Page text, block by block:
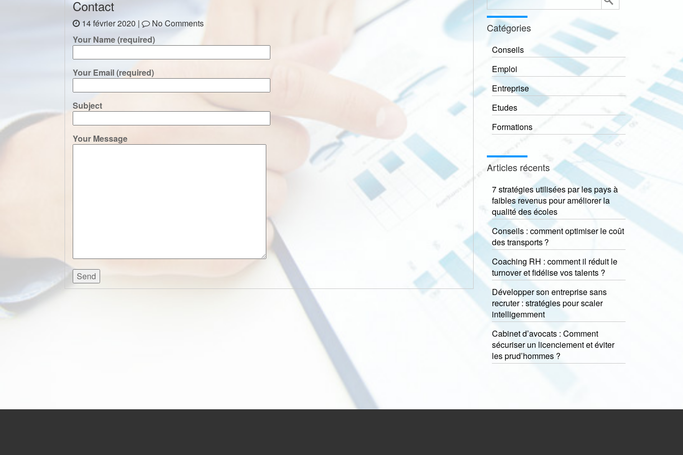
Contact
14 février 2020 |
No Comments
Your Name (required)
Your Email (required)
Subject
Your Message
Catégories
Conseils
Emploi
Entreprise
Etudes
Formations
Articles récents
7 stratégies utilisées par les pays à
faibles revenus pour améliorer la
qualité des écoles
Conseils : comment optimiser le coût
des transports ?
Coaching RH : comment il réduit le
turnover et fidélise vos talents ?
Développer son entreprise sans
recruter : stratégies pour scaler
intelligemment
Cabinet d’avocats : Comment
sécuriser un licenciement et éviter
les prud’hommes ?